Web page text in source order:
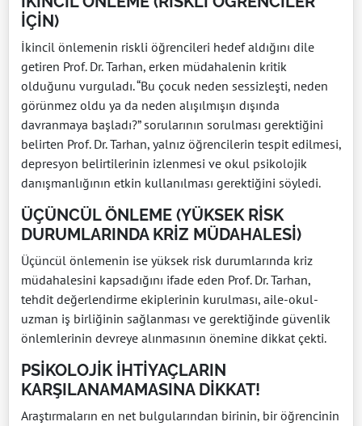
İÇİN)
İkincil önlemenin riskli öğrencileri hedef aldığını dile
getiren Prof. Dr. Tarhan, erken müdahalenin kritik
olduğunu vurguladı. “Bu çocuk neden sessizleşti, neden
görünmez oldu ya da neden alışılmışın dışında
davranmaya başladı?” sorularının sorulması gerektiğini
belirten Prof. Dr. Tarhan, yalnız öğrencilerin tespit edilmesi,
depresyon belirtilerinin izlenmesi ve okul psikolojik
danışmanlığının etkin kullanılması gerektiğini söyledi.
ÜÇÜNCÜL ÖNLEME (YÜKSEK RİSK
DURUMLARINDA KRİZ MÜDAHALESİ)
Üçüncül önlemenin ise yüksek risk durumlarında kriz
müdahalesini kapsadığını ifade eden Prof. Dr. Tarhan,
tehdit değerlendirme ekiplerinin kurulması, aile-okul-
uzman iş birliğinin sağlanması ve gerektiğinde güvenlik
önlemlerinin devreye alınmasının önemine dikkat çekti.
PSİKOLOJİK İHTİYAÇLARIN
KARŞILANAMAMASINA DİKKAT!
Araştırmaların en net bulgularından birinin, bir öğrencinin